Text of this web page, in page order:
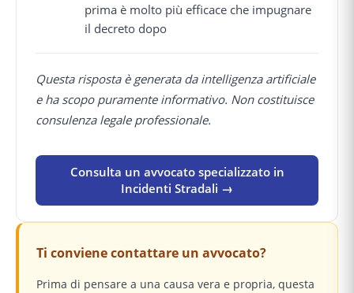
prima è molto più efficace che impugnare
il decreto dopo
Questa risposta è generata da intelligenza artificiale
e ha scopo puramente informativo. Non costituisce
consulenza legale professionale.
Consulta un avvocato specializzato in
Incidenti Stradali →
Ti conviene contattare un avvocato?
Prima di pensare a una causa vera e propria, questa